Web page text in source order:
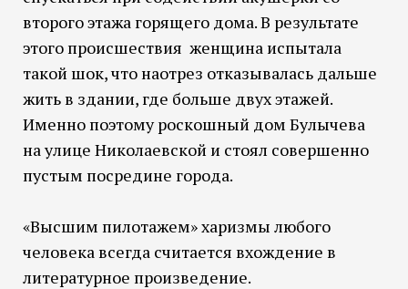
второго этажа горящего дома. В результате
этого происшествия женщина испытала
такой шок, что наотрез отказывалась дальше
жить в здании, где больше двух этажей.
Именно поэтому роскошный дом Булычева
на улице Николаевской и стоял совершенно
пустым посредине города.
«Высшим пилотажем» харизмы любого
человека всегда считается вхождение в
литературное произведение.